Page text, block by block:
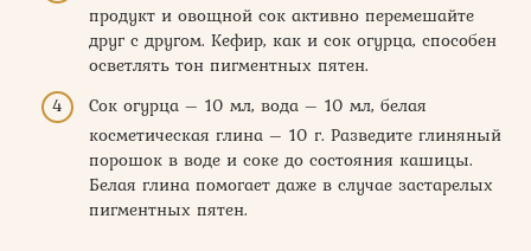
продукт и овощной сок активно перемешайте
друг с другом. Кефир, как и сок огурца, способен
осветлять тон пигментных пятен.
Сок огурца – 10 мл, вода – 10 мл, белая
косметическая глина – 10 г. Разведите глиняный
порошок в воде и соке до состояния кашицы.
Белая глина помогает даже в случае застарелых
пигментных пятен.